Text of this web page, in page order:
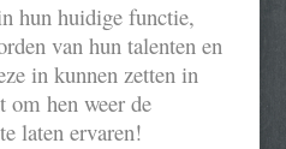
hun huidige functie,
van hun talenten en
in kunnen zetten in
hen weer de
laten ervaren!